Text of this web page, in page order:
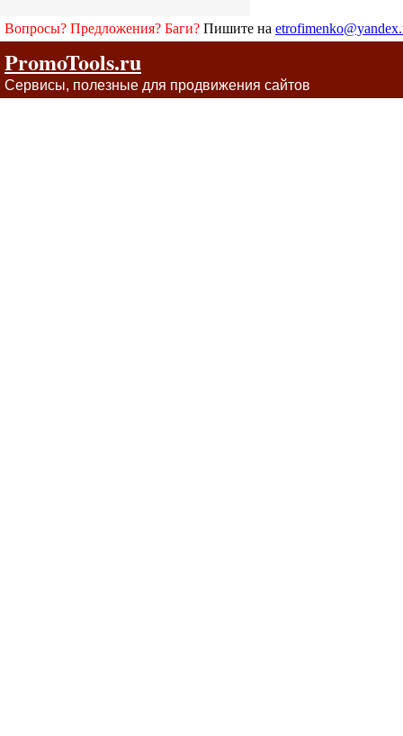
Вопросы? Предложения? Баги? Пишите на
PromoTools.ru
Сервисы, полезные для продвижения сайтов